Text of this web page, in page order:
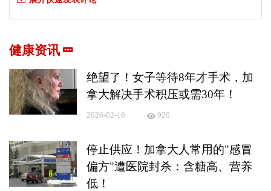
健康资讯
绝望了！女子等待8年才手术，加
拿大解决手术积压或需30年！
2026-02-16 920
停止供应！加拿大人常用的"感冒
偏方"遭医院封杀：含糖高、营养
低！